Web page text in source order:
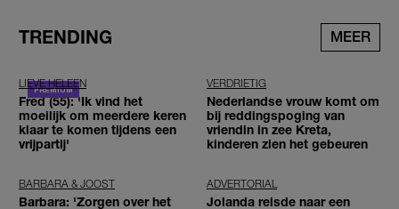
TRENDING MEER
LIEVE HELEEN
Fred (55): 'Ik vind het
moeilijk om meerdere keren
klaar te komen tijdens een
vrijpartij'
VERDRIETIG
Nederlandse vrouw komt om
bij reddingspoging van
vriendin in zee Kreta,
kinderen zien het gebeuren
BARBARA & JOOST
Barbara: 'Zorgen over het
ADVERTORIAL
Jolanda reisde naar een